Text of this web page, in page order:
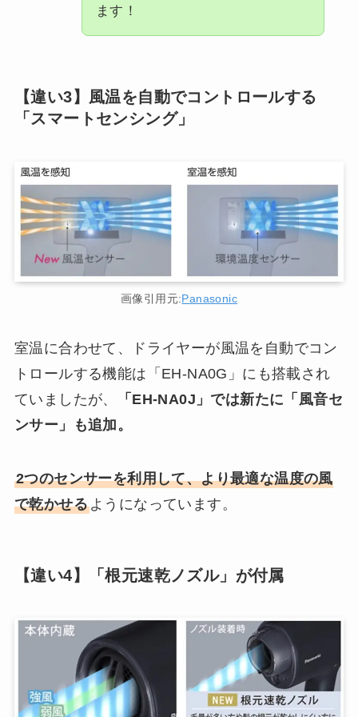
ます！
【違い3】風温を自動でコントロールする
「スマートセンシング」
画像引用元:Panasonic
室温に合わせて、ドライヤーが風温を自動でコン
トロールする機能は「EH-NA0G」にも搭載され
ていましたが、
「EH-NA0J」では新たに「風音セ
ンサー」も追加。
2つのセンサーを利用して、より最適な温度の風
で乾かせるようになっています。
【違い4】「根元速乾ノズル」が付属